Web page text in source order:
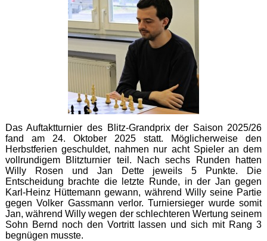
Das Auftaktturnier des Blitz‑Grandprix der Saison 2025/26
fand am 24. Oktober 2025 statt. Möglicherweise den
Herbstferien geschuldet, nahmen nur acht Spieler an dem
vollrundigem Blitzturnier teil. Nach sechs Runden hatten
Willy Rosen und Jan Dette jeweils 5 Punkte. Die
Entscheidung brachte die letzte Runde, in der Jan gegen
Karl-Heinz Hüttemann gewann, während Willy seine Partie
gegen Volker Gassmann verlor. Turniersieger wurde somit
Jan, während Willy wegen der schlechteren Wertung seinem
Sohn Bernd noch den Vortritt lassen und sich mit Rang 3
begnügen musste.